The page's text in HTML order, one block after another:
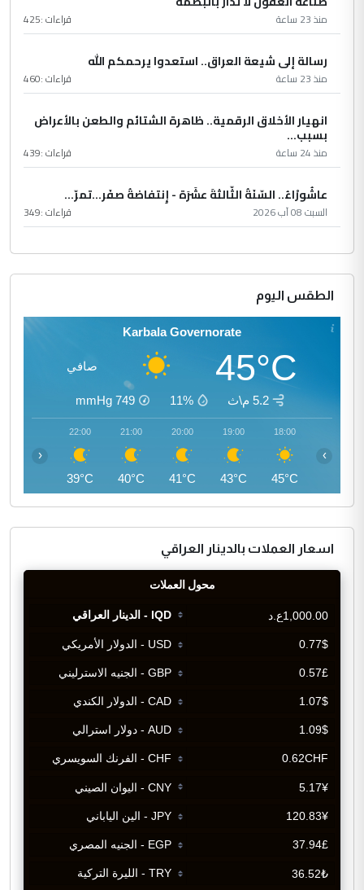
منذ 23 ساعة قراءات :425
رسالة إلى شيعة العراق.. استعدوا يرحمكم الله
منذ 23 ساعة قراءات :460
انهيار الأخلاق الرقمية.. ظاهرة الشتائم والطعن بالأعراض
بسبب...
منذ 24 ساعة قراءات :439
عاشُورْاءُ.. السّنَةُ الثّالثةَ عشَرَة - إِنتفاضةُ صفَر…تمرّ...
السبت 08 آب 2026 قراءات :349
الطقس اليوم
Karbala Governorate
45°C صافي
5.2 م\ث 11%
749
mmHg
18:00
45°C
19:00
43°C
20:00
41°C
21:00
40°C
22:00
39°C
‹ ›
اسعار العملات بالدينار العراقي